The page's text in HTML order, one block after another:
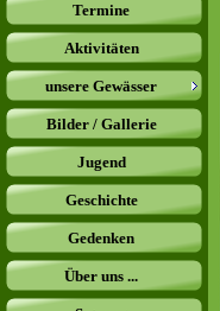
Termine
Aktivitäten
unsere Gewässer
Bilder / Gallerie
Jugend
Geschichte
Gedenken
Über uns ...